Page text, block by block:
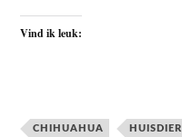
Vind ik leuk:
CHIHUAHUA HUISDIER